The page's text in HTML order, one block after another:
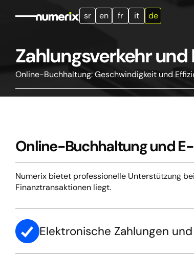
sr en fr it de
Accueil Team
References Nieuws
Zahlungsverkehr
Online-Buchhaltung: Geschwindigkeit und
Online-Buchhaltung und
Numerix bietet professionelle Unterstützung
Finanztransaktionen liegt.
Elektronische Zahlungen